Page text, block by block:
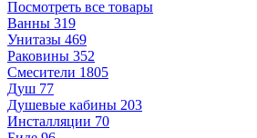
Посмотреть все товары
Ванны 319
Унитазы 469
Раковины 352
Смесители 1805
Душ 77
Душевые кабины 203
Инсталляции 70